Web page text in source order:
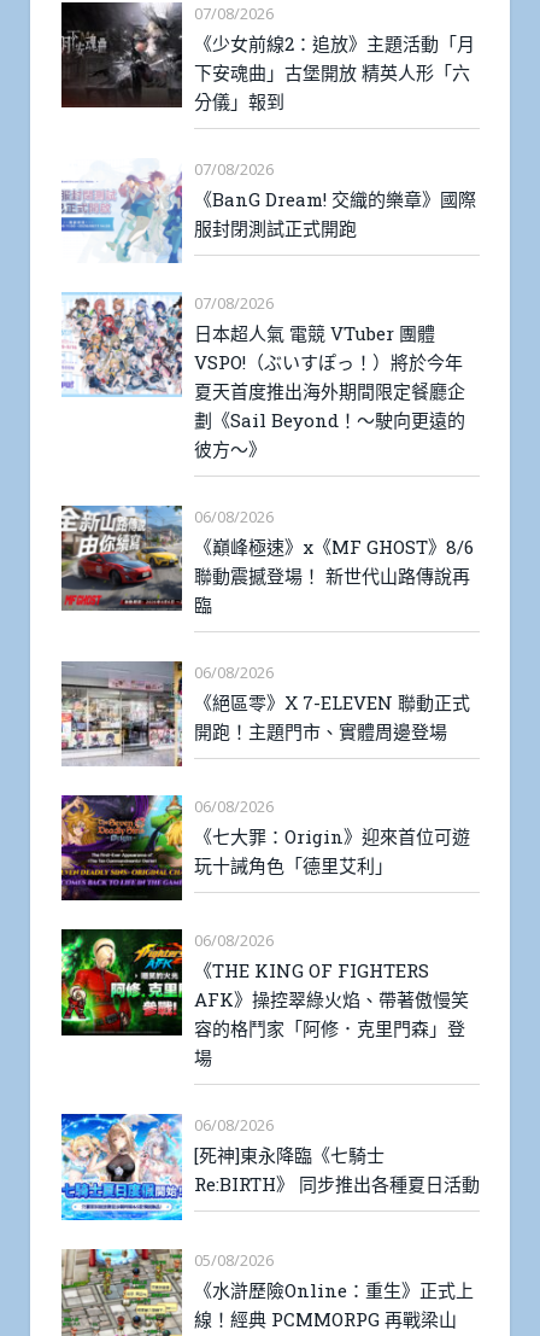
07/08/2026
《少女前線2：追放》主題活動「月
下安魂曲」古堡開放 精英人形「六
分儀」報到
07/08/2026
《BanG Dream! 交織的樂章》國際
服封閉測試正式開跑
07/08/2026
日本超人氣 電競 VTuber 團體
VSPO!（ぶいすぽっ！）將於今年
夏天首度推出海外期間限定餐廳企
劃《Sail Beyond！～駛向更遠的
彼方～》
06/08/2026
《巔峰極速》x《MF GHOST》8/6
聯動震撼登場！ 新世代山路傳說再
臨
06/08/2026
《絕區零》X 7-ELEVEN 聯動正式
開跑！主題門市、實體周邊登場
06/08/2026
《七大罪：Origin》迎來首位可遊
玩十誡角色「德里艾利」
06/08/2026
《THE KING OF FIGHTERS
AFK》操控翠綠火焰、帶著傲慢笑
容的格鬥家「阿修．克里門森」登
場
06/08/2026
[死神]東永降臨《七騎士
Re:BIRTH》 同步推出各種夏日活動
05/08/2026
《水滸歷險Online：重生》正式上
線！經典 PCMMORPG 再戰梁山